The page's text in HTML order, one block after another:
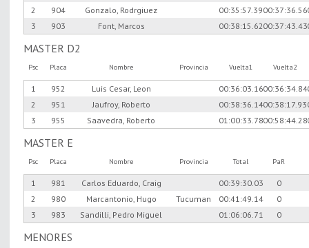
2
904 Gonzalo, Rodrgiuez 00:35:57.3900:37:36.56
3
903 Font, Marcos 00:38:15.6200:37:43.43
MASTER D2
Psc Placa Nombre Provincia Vuelta1 Vuelta2
1 952 Luis Cesar, Leon 00:36:03.1600:36:34.84
2
951 Jaufroy, Roberto 00:38:36.1400:38:17.93
3
955 Saavedra, Roberto 01:00:33.7800:58:44.28
MASTER E
Psc Placa Nombre Provincia Total PaR
1 981 Carlos Eduardo, Craig 00:39:30.03
0
2
980 Marcantonio, Hugo Tucuman 00:41:49.14
0
3
983 Sandilli, Pedro Miguel 01:06:06.71 0
MENORES